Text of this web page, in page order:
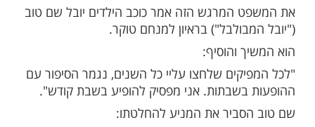
עוד תוכן חדש ומפתיע! התחברו לכל
שלנו בתהיליםבלחיצה כאן >>>​
הופעות בשבת, לא מקבל יותר הופעות בשבת,